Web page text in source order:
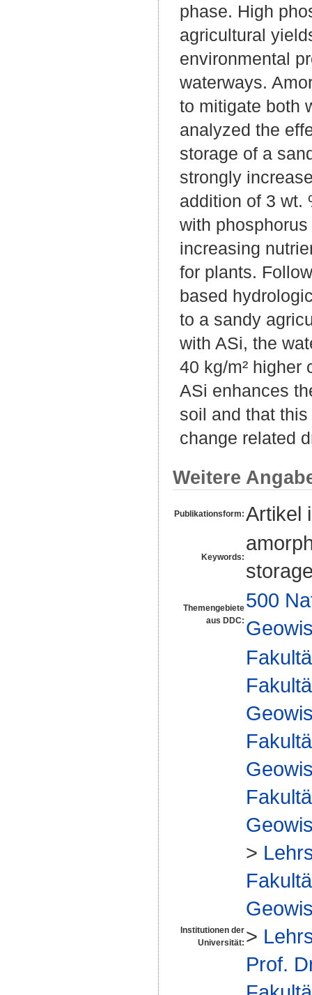
phase. High
agricultural
environmental
waterways.
to mitigate both
analyzed the
storage of a
strongly
addition of 3 wt.
with
increasing
for plants.
based
to a sandy
with ASi, the
40 kg/m² higher
ASi enhances
soil and that
change related
Weitere
Publikationsform: Artikel
Keywords:
Themengebiete
aus DDC:
500
Institutionen der
Universität:
>
>
Prof.